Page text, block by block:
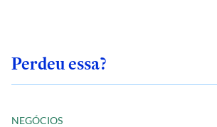
Perdeu essa?
NEGÓCIOS